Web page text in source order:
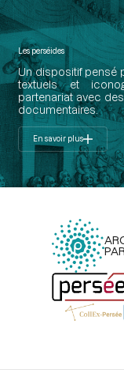
Les perséides
Un dispositif pensé
textuels et
partenariat avec
documentaires.
En savoir plus
Menu